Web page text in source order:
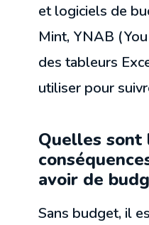
et logiciels de
Mint, YNAB
des tableurs
utiliser pour
Quelles sont
avoir de
Sans budget, il